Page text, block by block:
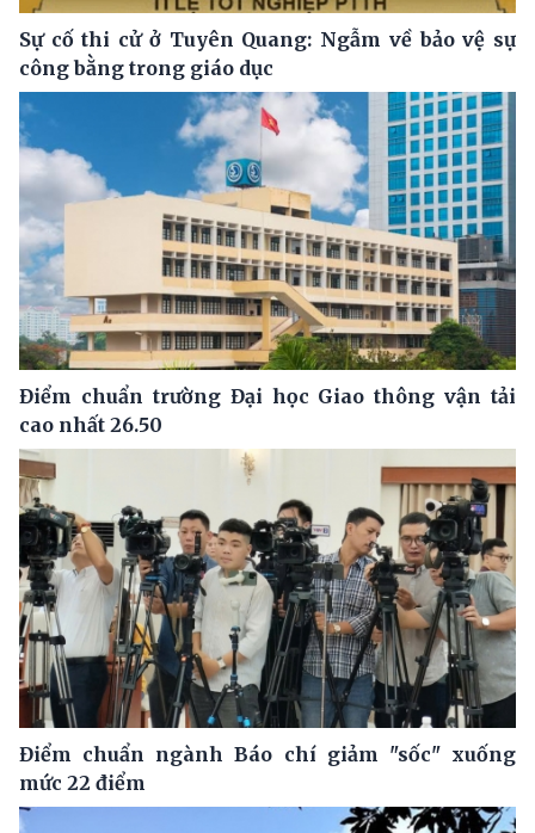
Sự cố thi cử ở Tuyên Quang: Ngẫm về bảo vệ sự
công bằng trong giáo dục
Điểm chuẩn trường Đại học Giao thông vận tải
cao nhất 26.50
Điểm chuẩn ngành Báo chí giảm "sốc" xuống
mức 22 điểm